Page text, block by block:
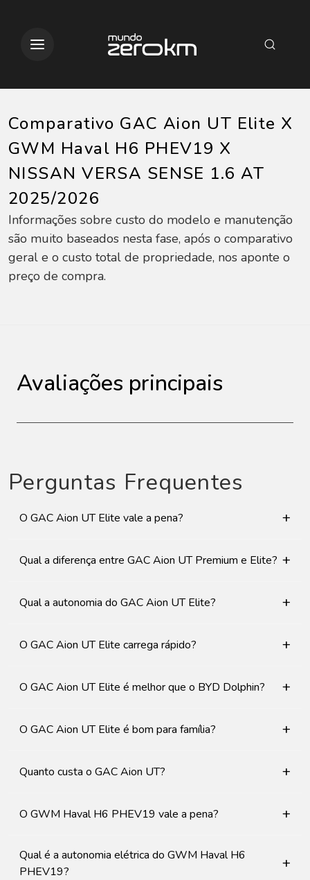
Comparativo GAC Aion UT Elite X
GWM Haval H6 PHEV19 X
NISSAN VERSA SENSE 1.6 AT
2025/2026
Informações sobre custo do modelo e manutenção
são muito baseados nesta fase, após o comparativo
geral e o custo total de propriedade, nos aponte o
preço de compra.
Avaliações principais
Perguntas Frequentes
O GAC Aion UT Elite vale a pena? +
Qual a diferença entre GAC Aion UT Premium e Elite? +
Qual a autonomia do GAC Aion UT Elite? +
O GAC Aion UT Elite carrega rápido? +
O GAC Aion UT Elite é melhor que o BYD Dolphin? +
O GAC Aion UT Elite é bom para família? +
Quanto custa o GAC Aion UT? +
O GWM Haval H6 PHEV19 vale a pena? +
Qual é a autonomia elétrica do GWM Haval H6
PHEV19?
+